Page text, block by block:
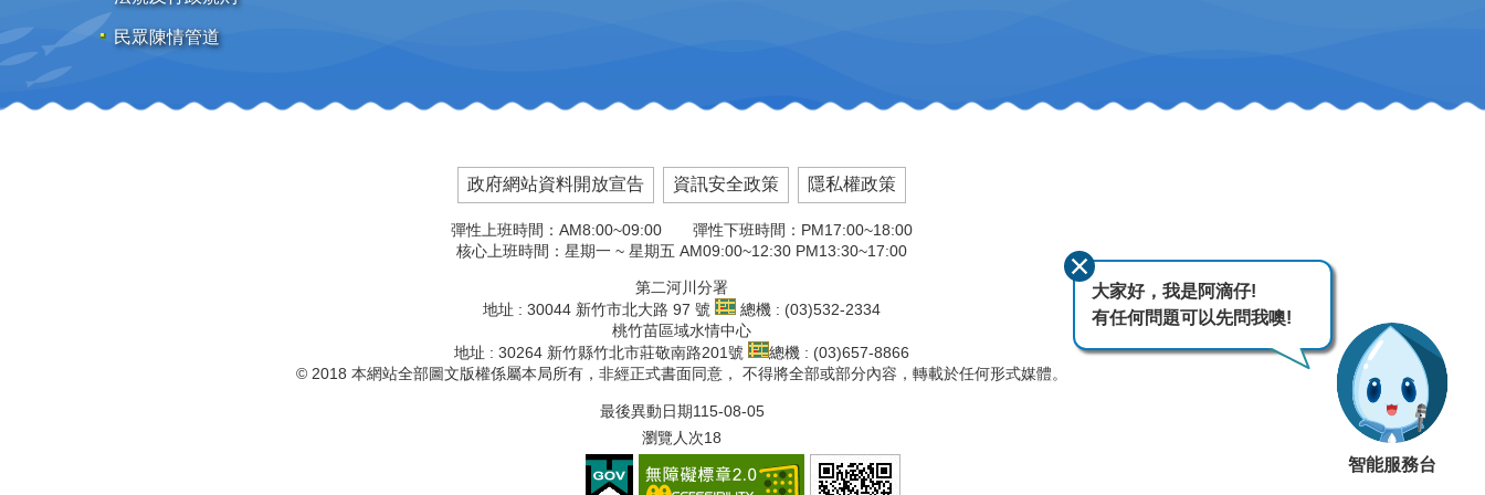
民眾陳情管道
政府網站資料開放宣告 資訊安全政策 隱私權政策
彈性上班時間：AM8:00~09:00 彈性下班時間：PM17:00~18:00
核心上班時間：星期一 ~ 星期五 AM09:00~12:30 PM13:30~17:00
第二河川分署
地址 : 30044 新竹市北大路 97 號
總機 : (03)532-2334
桃竹苗區域水情中心
地址 : 30264 新竹縣竹北市莊敬南路201號
總機 : (03)657-8866
© 2018 本網站全部圖文版權係屬本局所有，非經正式書面同意， 不得將全部或部分內容，轉載於任何形式媒體。
最後異動日期115-08-05
瀏覽人次18
大家好，我是阿滴仔!
有任何問題可以先問我噢!
智能服務台